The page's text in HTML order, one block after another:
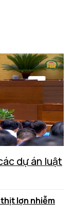
dự án luật
lợn nhiễm